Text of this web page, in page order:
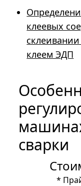
клеевых
клеем ЭДП
сварки
*